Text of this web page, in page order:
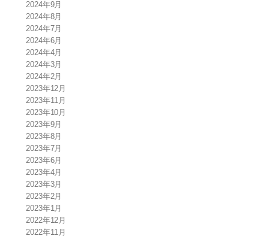
2024年9月
2024年8月
2024年7月
2024年6月
2024年4月
2024年3月
2024年2月
2023年12月
2023年11月
2023年10月
2023年9月
2023年8月
2023年7月
2023年6月
2023年4月
2023年3月
2023年2月
2023年1月
2022年12月
2022年11月